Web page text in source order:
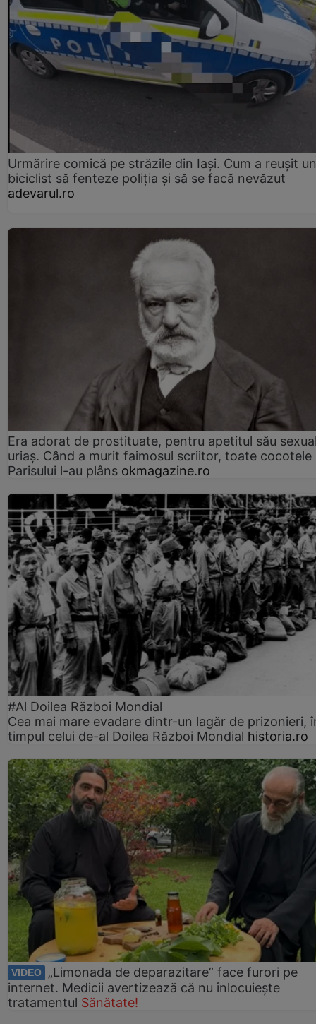
Urmărire comică pe străzile din Iași. Cum a reușit un
biciclist să fenteze poliția și să se facă nevăzut
adevarul.ro
Era adorat de prostituate, pentru apetitul său
uriaș. Când a murit faimosul scriitor, toate cocotele
Parisului l-au plâns okmagazine.ro
#Al Doilea Război Mondial
Cea mai mare evadare dintr-un lagăr de prizonieri,
timpul celui de-al Doilea Război Mondial historia.ro
VIDEO
„Limonada de deparazitare” face furori pe
internet. Medicii avertizează că nu înlocuiește
tratamentul Sănătate!